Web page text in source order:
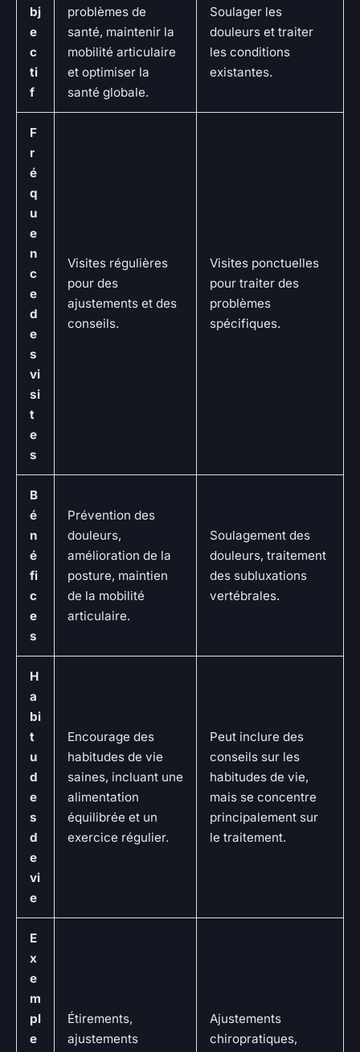
bj
e
c
ti
f
problèmes de
santé, maintenir la
mobilité articulaire
et optimiser la
santé globale.
Soulager les
douleurs et traiter
les conditions
existantes.
F
r
é
q
u
e
n
c
e
d
e
s
vi
si
t
e
s
Visites régulières
pour des
ajustements et des
conseils.
Visites ponctuelles
pour traiter des
problèmes
spécifiques.
B
é
n
é
fi
c
e
s
Prévention des
douleurs,
amélioration de la
posture, maintien
de la mobilité
articulaire.
Soulagement des
douleurs, traitement
des subluxations
vertébrales.
H
a
bi
t
u
d
e
s
d
e
vi
e
Encourage des
habitudes de vie
saines, incluant une
alimentation
équilibrée et un
exercice régulier.
Peut inclure des
conseils sur les
habitudes de vie,
mais se concentre
principalement sur
le traitement.
E
x
e
m
pl
e
Étirements,
ajustements
Ajustements
chiropratiques,